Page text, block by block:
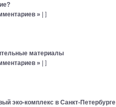
» | ]
материалы
» | ]
эко-комплекс в Санкт-Петербурге